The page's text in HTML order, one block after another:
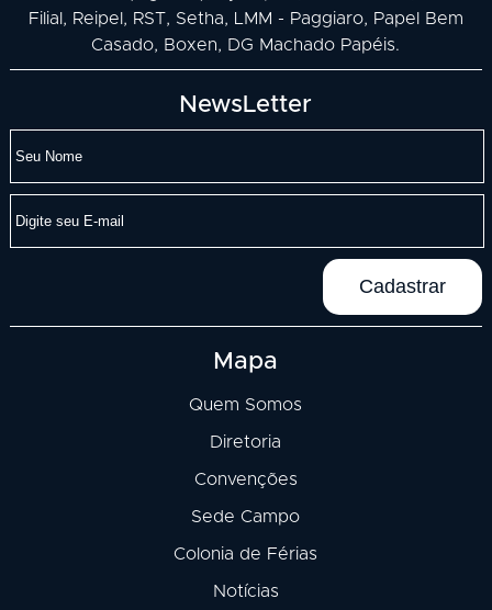
Filial, Reipel, RST, Setha, LMM - Paggiaro, Papel Bem
Casado, Boxen, DG Machado Papéis.
NewsLetter
Mapa
Quem Somos
Diretoria
Convenções
Sede Campo
Colonia de Férias
Notícias